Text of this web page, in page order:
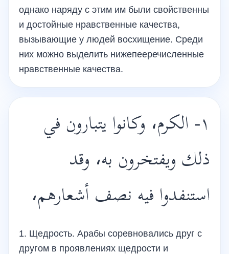
однако наряду с этим им были свойственны
и достойные нравственные качества,
вызывающие у людей восхищение. Среди
них можно выделить нижепееречисленные
нравственные качества.
١- الكرم، وكانوا يتبارون في
ذلك ويفتخرون به، وقد
استنفدوا فيه نصف أشعارهم،
1. Щедрость. Арабы соревновались друг с
другом в проявлениях щедрости и